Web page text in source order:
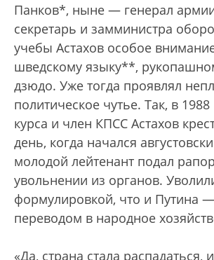
Панков*, ныне — генерал
секретарь и замминистра
учебы Астахов особое
шведскому языку**,
дзюдо. Уже тогда проявлял
политическое чутье. Так, в
курса и член КПСС Астахов
день, когда начался
молодой лейтенант подал
увольнении из органов.
формулировкой, что и Путина —
переводом в народное
«Да, страна стала распадаться,